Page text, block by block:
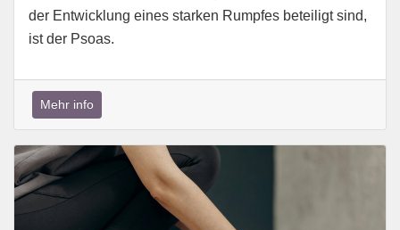
der Entwicklung eines starken Rumpfes beteiligt sind,
ist der Psoas.
Mehr info